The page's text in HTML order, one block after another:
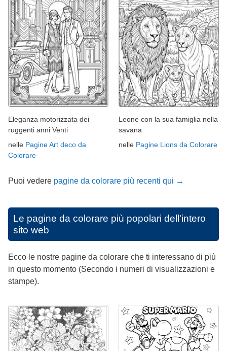
Eleganza motorizzata dei
ruggenti anni Venti
nelle Pagine Art deco da
Colorare
Leone con la sua famiglia nella
savana
nelle Pagine Lions da Colorare
Puoi vedere pagine da colorare più recenti qui →
Le pagine da colorare più popolari dell'intero
sito web
Ecco le nostre pagine da colorare che ti interessano di più
in questo momento (Secondo i numeri di visualizzazioni e
stampe).